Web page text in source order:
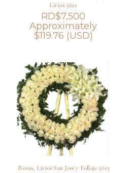
Lirios 5621
RD$7,500
Approximately
$119.76 (USD)
Rosas, Lirios San José y Follaje 5613